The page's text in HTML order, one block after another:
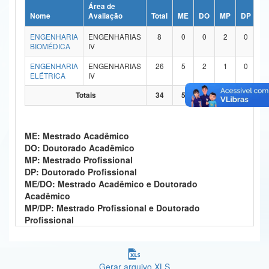
Ministério da Ciência, Tecnologia, Inovações e Comunicações
Ministério do Meio Ambiente
Ministério do Turismo
Ministério do Desenvolvimento Regional
Ministério da Mulher, da Família e dos Direitos Humanos
Secretaria-Geral
Secretaria de Governo
Gabinete de Segurança Institucional
Nome
Área de
Avaliação
Total ME DO MP DP
ENGENHARIA
BIOMÉDICA
ENGENHARIAS
IV
8 0 0 2 0
ENGENHARIA
ELÉTRICA
ENGENHARIAS
IV
26 5 2 1 0
Totais 34 5 2 3 0
ME: Mestrado Acadêmico
DO: Doutorado Acadêmico
MP: Mestrado Profissional
DP: Doutorado Profissional
ME/DO: Mestrado Acadêmico e Doutorado
Acadêmico
MP/DP: Mestrado Profissional e Doutorado
Profissional
Gerar arquivo XLS